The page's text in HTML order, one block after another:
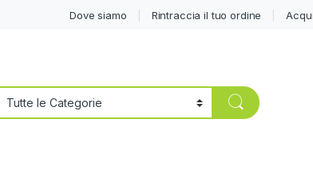
Dove siamo Rintraccia il tuo ordine